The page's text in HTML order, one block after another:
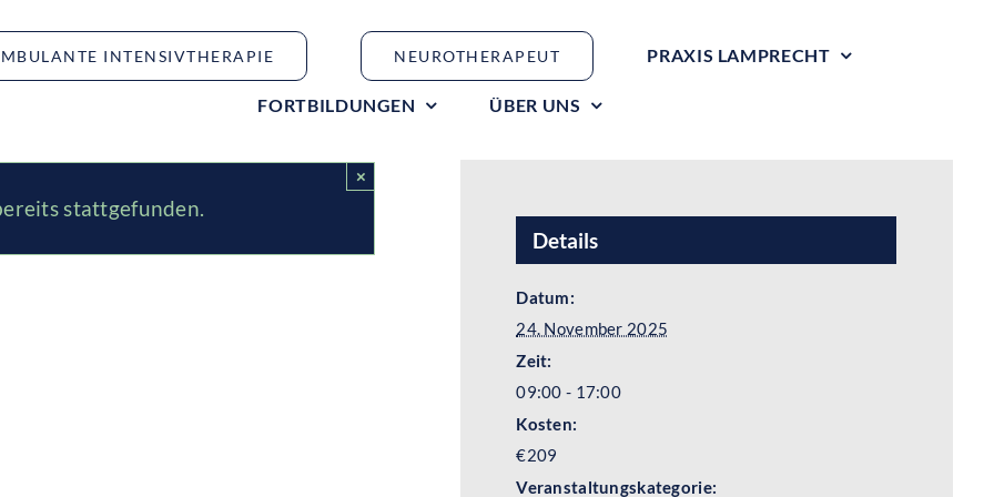
INTENSIVTHERAPIE NEUROTHERAPEUT PRAXIS LAMPRECHT
FORTBILDUNGEN ÜBER UNS
stattgefunden.
×
Details
Datum:
24. November 2025
Zeit:
09:00 - 17:00
Kosten:
€209
Veranstaltungskategorie: